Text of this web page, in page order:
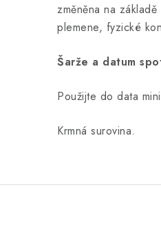
změněna na
plemene, fyzické
Šarže a datum
Použijte do data
Krmná surovina.